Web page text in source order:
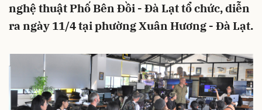
nghệ thuật Phố Bên Đồi - Đà Lạt tổ chức, diễn
ra ngày 11/4 tại phường Xuân Hương - Đà Lạt.